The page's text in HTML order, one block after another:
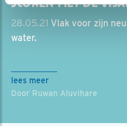
SCOREN MET DE
28.05.21 Vlak voor zijn
water.
lees meer
Door Ruwan Aluvihare